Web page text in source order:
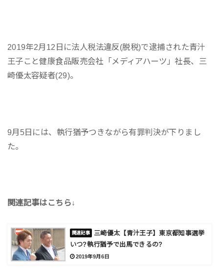
2019年2月12日に法人税法違反(脱税)で逮捕された青汁
王子こと健康食品販売会社「メディアハーツ」社長、三
崎優太容疑者(29)。
9月5日には、執行猶予つきながら有罪判決が下りまし
た。
関連記事はこちら↓
三崎優太【青汁王子】東京都知事選挙
いつ?執行猶予で出馬できるの?
2019年9月6日